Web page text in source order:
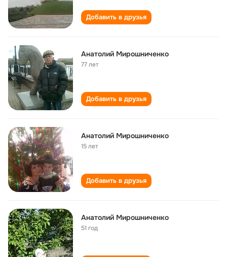
Добавить в друзья
Анатолий Мирошниченко
77 лет
Добавить в друзья
Анатолий Мирошниченко
15 лет
Добавить в друзья
Анатолий Мирошниченко
51 год